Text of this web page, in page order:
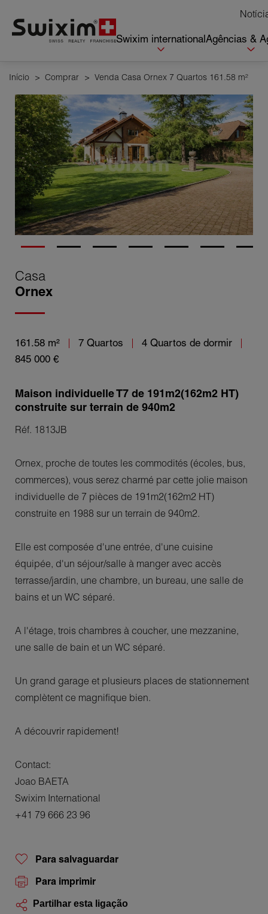
Swixim internationalAgências &
Início > Comprar > Venda Casa Ornex 7 Quartos 161.58 m²
Casa
Ornex
161.58 m² 7 Quartos
4 Quartos de dormir
845 000 €
Maison individuelle T7 de 191m2(162m2 HT)
construite sur terrain de 940m2
Réf. 1813JB
Ornex, proche de toutes les commodités (écoles, bus,
commerces), vous serez charmé par cette jolie maison
individuelle de 7 pièces de 191m2(162m2 HT)
construite en 1988 sur un terrain de 940m2.
Elle est composée d'une entrée, d'une cuisine
équipée, d'un séjour/salle à manger avec accès
terrasse/jardin, une chambre, un bureau, une salle de
bains et un WC séparé.
A l'étage, trois chambres à coucher, une mezzanine,
une salle de bain et un WC séparé.
Un grand garage et plusieurs places de stationnement
complètent ce magnifique bien.
A découvrir rapidement!
Contact:
Joao BAETA
Swixim International
+41 79 666 23 96
Para salvaguardar
Para imprimir
Partilhar esta ligação